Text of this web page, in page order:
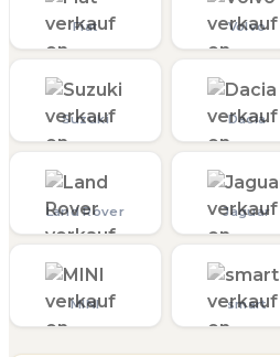
Fiat Volvo
Suzuki Dacia
Land Rover Jaguar
MINI smart